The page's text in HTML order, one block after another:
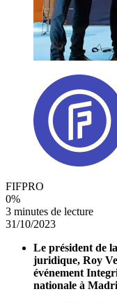
FIFPRO
0%
3 minutes de lecture
31/10/2023
Le président de
juridique, Roy
événement
nationale à